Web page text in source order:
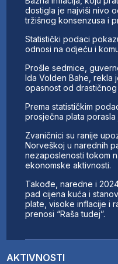
AKTIVNOSTI
dostigla je najviši nivo
tržišnog konsenzusa i
Statistički podaci
odnosi na odjeću i
Prošle sedmice,
Ida Volden Bahe, rekla
opasnost od drastičnog
Prema statističkim
prosječna plata porasla
Zvaničnici su ranije
Norveškoj u narednih
nezaposlenosti tokom
ekonomske aktivnosti.
Takođe, naredne i
pad cijena kuća i
plate, visoke inflacije i
prenosi “Raša tudej”.